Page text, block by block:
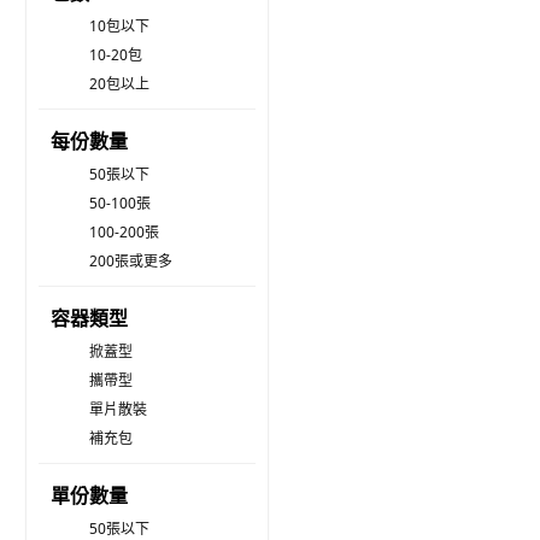
10包以下
10-20包
20包以上
每份數量
50張以下
50-100張
100-200張
200張或更多
容器類型
掀蓋型
攜帶型
單片散裝
補充包
單份數量
50張以下